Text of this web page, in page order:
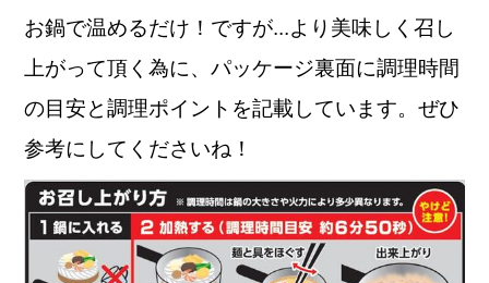
お鍋で温めるだけ！ですが...より美味しく召し
上がって頂く為に、パッケージ裏面に調理時間
の目安と調理ポイントを記載しています。ぜひ
参考にしてくださいね！